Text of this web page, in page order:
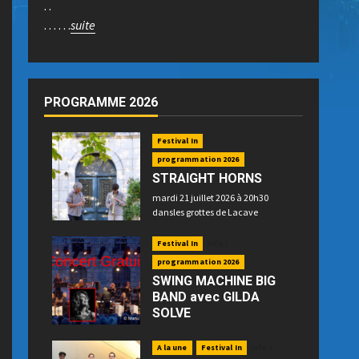
. .
. . . . . .suite
PROGRAMME 2026
Festival In
programmation 2026
STRAIGHT HORNS
mardi 21 juillet 2026 à 20h30
dansles grottes de Lacave
Festival In
programmation 2026
SWING MACHINE BIG
BAND avec GILDA
SOLVE
place P. Betz à Souillac - GRATUIT -
A la une Festival In